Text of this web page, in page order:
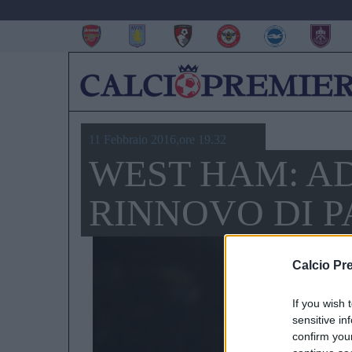
Calcio
If you wish
sensitive
confirm
11 Febbraio 2016,ore 19.32
WEST HAM:
RINNOVO DI